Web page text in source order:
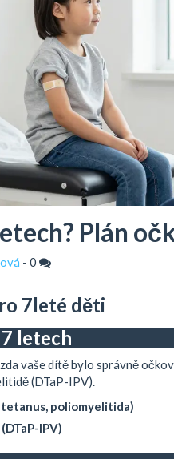
Plán
- 0
7leté děti
letech
vaše dítě bylo správně
(DTaP-IPV).
poliomyelitida)
IPV)